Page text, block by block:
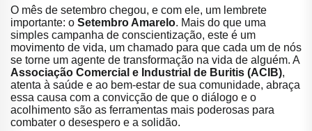
O mês de setembro chegou, e com ele, um lembrete
importante: o Setembro Amarelo. Mais do que uma
simples campanha de conscientização, este é um
movimento de vida, um chamado para que cada um de nós
se torne um agente de transformação na vida de alguém. A
Associação Comercial e Industrial de Buritis (ACIB),
atenta à saúde e ao bem-estar de sua comunidade, abraça
essa causa com a convicção de que o diálogo e o
acolhimento são as ferramentas mais poderosas para
combater o desespero e a solidão.